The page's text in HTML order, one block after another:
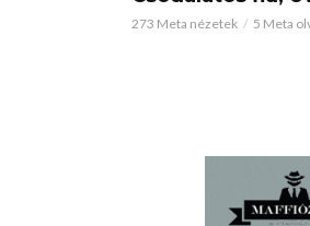
273 Meta nézetek 5 Meta